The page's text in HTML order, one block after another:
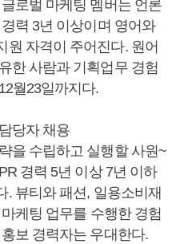
로벌 마케팅 멤버는 언론
력 3년 이상이며 영어와
원 자격이 주어진다. 원어
한 사람과 기획업무 경험
월23일까지다.
당자 채용
을 수립하고 실행할 사원~
경력 5년 이상 7년 이하
. 뷰티와 패션, 일용소비재
케팅 업무를 수행한 경험
보 경력자는 우대한다.